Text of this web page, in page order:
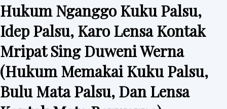
P
i
e
d
a
Hukum Nganggo Kuku Palsu,
Idep Palsu, Karo Lensa Kontak
Mripat Sing Duweni Werna
(Hukum Memakai Kuku Palsu,
Bulu Mata Palsu, Dan Lensa